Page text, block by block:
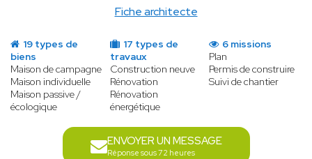
Fiche architecte
19 types de
biens
Maison de campagne
Maison individuelle
Maison passive /
écologique
17 types de
travaux
Construction neuve
Rénovation
Rénovation
énergétique
6 missions
Plan
Permis de construire
Suivi de chantier
ENVOYER UN MESSAGE
Réponse sous 72 heures